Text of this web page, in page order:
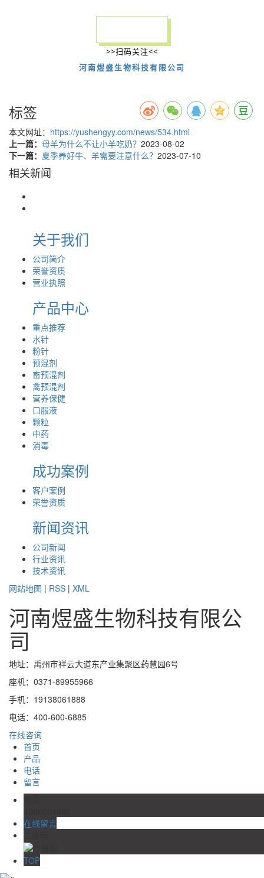
>>扫码关注<<
河南煜盛生物科技有限公司
标签
本文网址： https://yushengyy.com/news/534.html
上一篇： 母羊为什么不让小羊吃奶？ 2023-08-02
下一篇： 夏季养好牛、羊需要注意什么？ 2023-07-10
相关新闻
关于我们
公司简介
荣誉资质
营业执照
产品中心
重点推荐
水针
粉针
预混剂
畜预混剂
禽预混剂
营养保健
口服液
颗粒
中药
消毒
成功案例
客户案例
荣誉资质
新闻资讯
公司新闻
行业资讯
技术资讯
网站地图 | RSS | XML
河南煜盛生物科技有限公
司
地址：禹州市祥云大道东产业集聚区药慧园6号
座机：0371-89955966
手机：19138061888
电话：400-600-6885
在线咨询
首页
产品
电话
留言
在线留言
TOP